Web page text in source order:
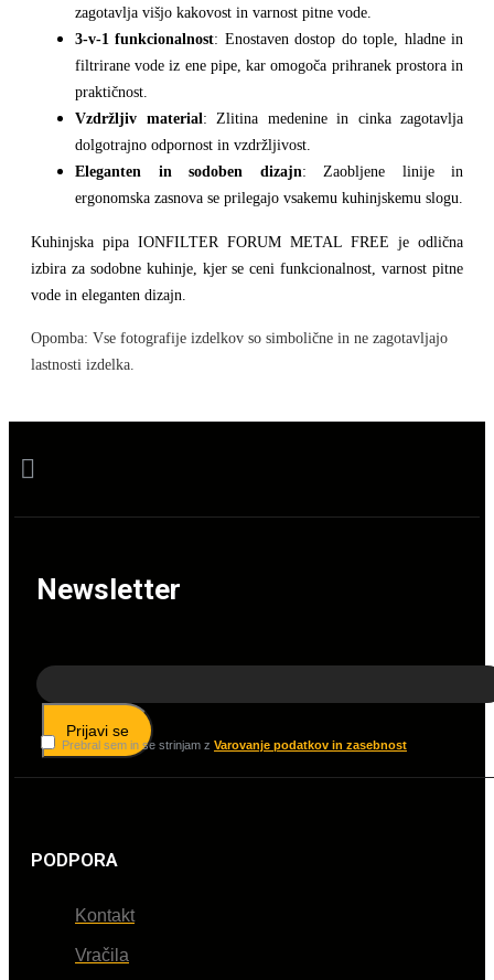
zagotavlja višjo kakovost in varnost pitne vode.
3-v-1 funkcionalnost: Enostaven dostop do tople, hladne in
filtrirane vode iz ene pipe, kar omogoča prihranek prostora in
praktičnost.
Vzdržljiv material: Zlitina medenine in cinka zagotavlja
dolgotrajno odpornost in vzdržljivost.
Eleganten in sodoben dizajn: Zaobljene linije in
ergonomska zasnova se prilegajo vsakemu kuhinjskemu slogu.
Kuhinjska pipa IONFILTER FORUM METAL FREE je odlična
izbira za sodobne kuhinje, kjer se ceni funkcionalnost, varnost pitne
vode in eleganten dizajn.
Opomba: Vse fotografije izdelkov so simbolične in ne zagotavljajo
lastnosti izdelka.
Newsletter
Prijavi se
Prebral sem in se strinjam z Varovanje podatkov in zasebnost
PODPORA
Kontakt
Vračila